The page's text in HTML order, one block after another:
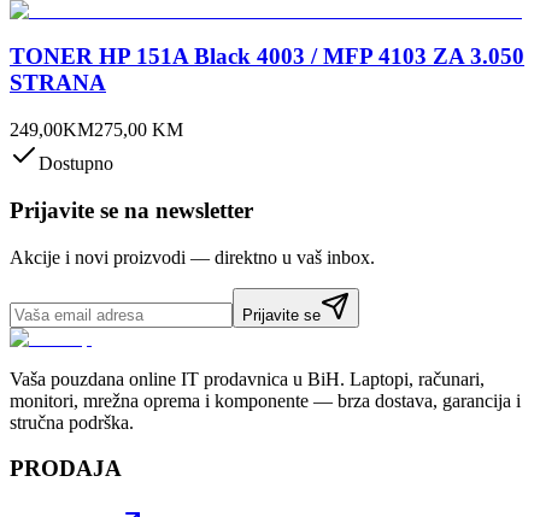
TONER HP 151A Black 4003 / MFP 4103 ZA 3.050
STRANA
249,00KM275,00 KM
Dostupno
Prijavite se na newsletter
Akcije i novi proizvodi — direktno u vaš inbox.
Prijavite se
Vaša pouzdana online IT prodavnica u BiH. Laptopi, računari,
monitori, mrežna oprema i komponente — brza dostava, garancija i
stručna podrška.
PRODAJA